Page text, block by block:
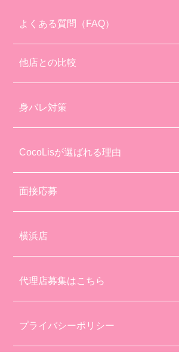
よくある質問（FAQ）
他店との比較
身バレ対策
CocoLisが選ばれる理由
面接応募
横浜店
代理店募集はこちら
プライバシーポリシー